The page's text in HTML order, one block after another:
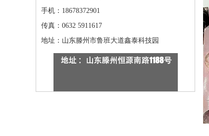
手机：18678372901
传真：0632 5911617
地址：山东滕州市鲁班大道鑫泰科技园